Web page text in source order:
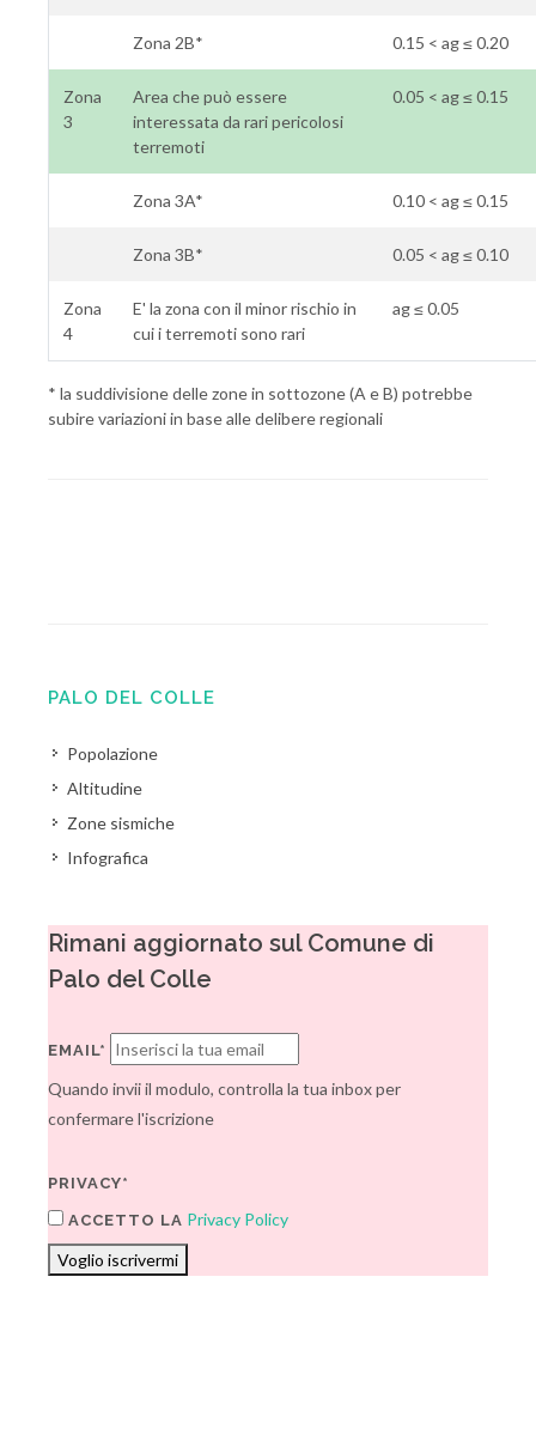
Zona 2B* 0.15 < ag ≤ 0.20
Zona
3
Area che può essere
interessata da rari pericolosi
terremoti
0.05 < ag ≤ 0.15
Zona 3A* 0.10 < ag ≤ 0.15
Zona 3B* 0.05 < ag ≤ 0.10
Zona
4
E' la zona con il minor rischio in
cui i terremoti sono rari
ag ≤ 0.05
* la suddivisione delle zone in sottozone (A e B) potrebbe
subire variazioni in base alle delibere regionali
PALO DEL COLLE
Popolazione
Altitudine
Zone sismiche
Infografica
Rimani aggiornato sul Comune di
Palo del Colle
EMAIL*
Quando invii il modulo, controlla la tua inbox per
confermare l'iscrizione
PRIVACY*
ACCETTO LA Privacy Policy
Voglio iscrivermi